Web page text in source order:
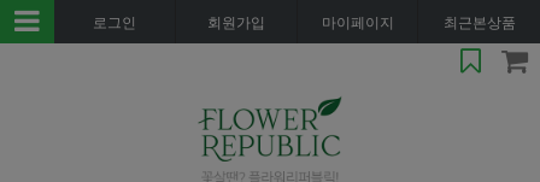
로그인 회원가입 마이페이지 최근본상품